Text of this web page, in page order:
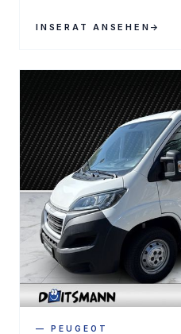
INSERAT ANSEHEN →
— PEUGEOT